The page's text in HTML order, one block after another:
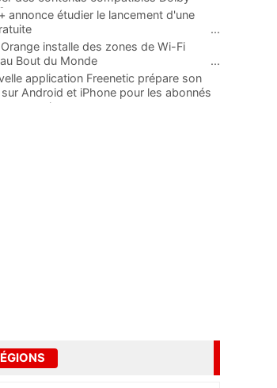
annonce étudier le lancement d'une
...
installe des zones de Wi-Fi
Bout du Monde
...
application Freenetic prépare son
Android et iPhone pour les abonnés
testez la